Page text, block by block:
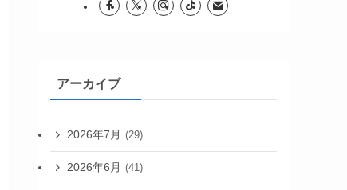
アーカイブ
2026年7月 (29)
2026年6月 (41)